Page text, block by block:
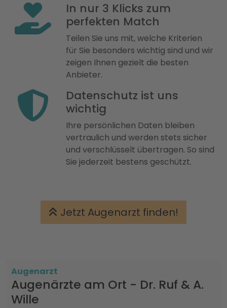
In nur 3 Klicks zum
perfekten Match
Teilen Sie uns mit, welche Kriterien
für Sie besonders wichtig sind und wir
zeigen Ihnen gezielt die besten
Anbieter.
Datenschutz ist uns
wichtig
Ihre persönlichen Daten bleiben
vertraulich und werden stets sicher
und verschlüsselt übertragen. So sind
Sie jederzeit bestens geschützt.
Jetzt Augenarzt finden!
Augenarzt
Augenärzte am Ort - Dr. Ruf & A.
Wille